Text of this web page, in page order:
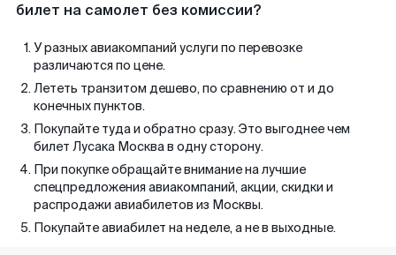
билет на самолет без комиссии?
У разных авиакомпаний услуги по перевозке
различаются по цене.
Лететь транзитом дешево, по сравнению от и до
конечных пунктов.
Покупайте туда и обратно сразу. Это выгоднее чем
билет Лусака Москва в одну сторону.
При покупке обращайте внимание на лучшие
спецпредложения авиакомпаний, акции, скидки и
распродажи авиабилетов из Москвы.
Покупайте авиабилет на неделе, а не в выходные.